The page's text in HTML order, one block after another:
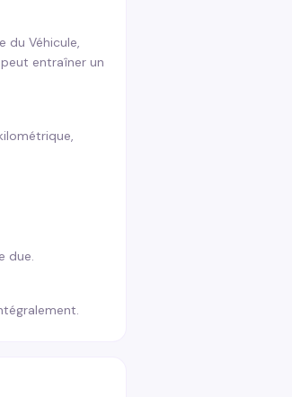
du Véhicule,
entraîner un
due.